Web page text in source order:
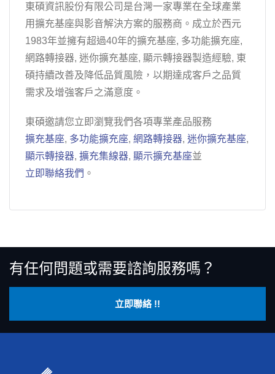
東碩資訊股份有限公司是台灣一家專業在全球產業
用擴充基座與影音解決方案的服務商。成立於西元
1983年並擁有超過40年的擴充基座, 多功能擴充座,
網路轉接器, 迷你擴充基座, 顯示轉接器製造經驗, 東
碩持續改善及降低品質風險，以期達成客戶之品質
需求及增強客戶之滿意度。
東碩邀請您立即瀏覽我們各項專業產品服務
擴充基座, 多功能擴充座, 網路轉接器, 迷你擴充基座,
顯示轉接器, 擴充集線器, 顯示擴充基座並
立即聯絡我們 。
有任何問題或需要諮詢服務嗎？
立即聯絡 !!